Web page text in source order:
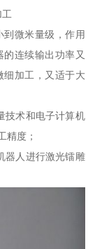
到微米量级，作用
连续输出功率又
细加工，又适于大
技术和电子计算机
精度；
器人进行激光镭雕